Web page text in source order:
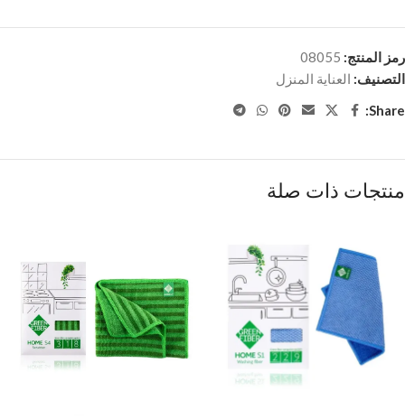
رمز المنتج: 08055
التصنيف: العناية المنزل
Share:
منتجات ذات صلة